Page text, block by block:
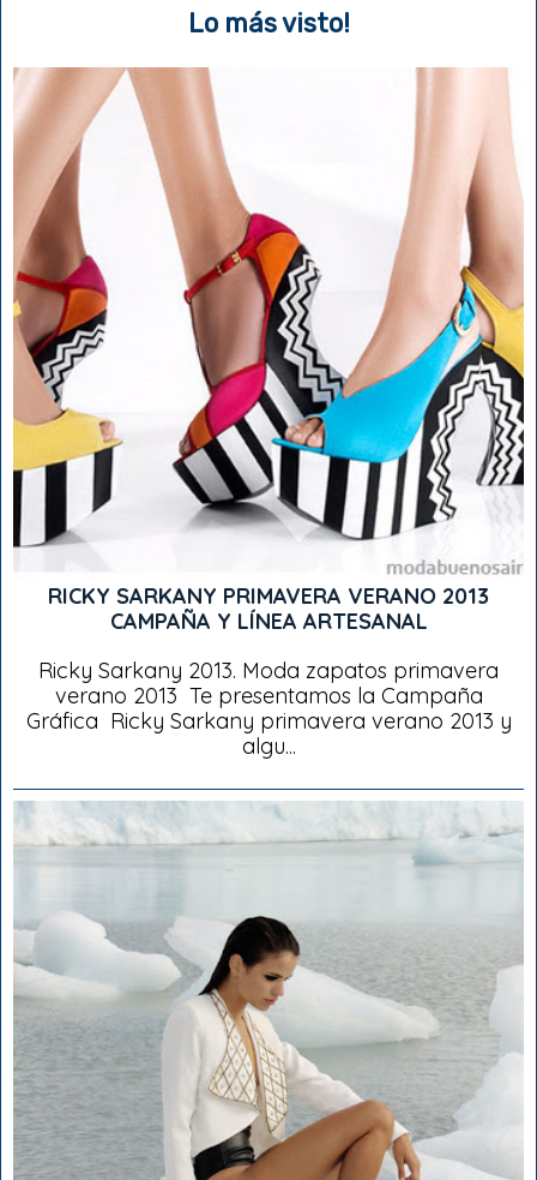
Lo más visto!
RICKY SARKANY PRIMAVERA VERANO 2013
CAMPAÑA Y LÍNEA ARTESANAL
Ricky Sarkany 2013. Moda zapatos primavera
verano 2013 Te presentamos la Campaña
Gráfica Ricky Sarkany primavera verano 2013 y
algu...